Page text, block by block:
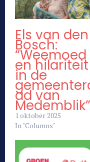
Els van den
Bosch:
“Weemoed
en hilariteit
in de
ad van
Medemblik”
1 oktober 2025
In "Columns"